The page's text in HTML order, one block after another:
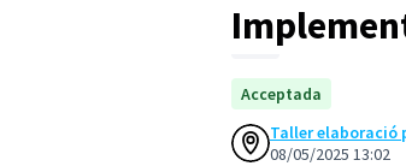
Acceptada
Taller
08/05/2025 13:02